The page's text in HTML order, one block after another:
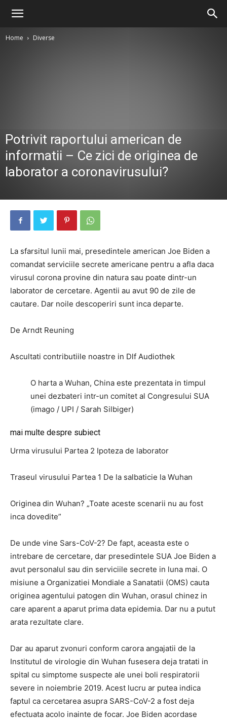
Home Diverse
Potrivit raportului american de
informatii – Ce zici de originea de
laborator a coronavirusului?
La sfarsitul lunii mai, presedintele american Joe Biden a
comandat serviciile secrete americane pentru a afla daca
virusul corona provine din natura sau poate dintr-un
laborator de cercetare. Agentii au avut 90 de zile de
cautare. Dar noile descoperiri sunt inca departe.
De Arndt Reuning
Ascultati contributiile noastre in Dlf Audiothek
O harta a Wuhan, China este prezentata in timpul
unei dezbateri intr-un comitet al Congresului SUA
(imago / UPI / Sarah Silbiger)
mai multe despre subiect
Urma virusului Partea 2 Ipoteza de laborator
Traseul virusului Partea 1 De la salbaticie la Wuhan
Originea din Wuhan? „Toate aceste scenarii nu au fost
inca dovedite”
De unde vine Sars-CoV-2? De fapt, aceasta este o
intrebare de cercetare, dar presedintele SUA Joe Biden a
avut personalul sau din serviciile secrete in luna mai. O
misiune a Organizatiei Mondiale a Sanatatii (OMS) cauta
originea agentului patogen din Wuhan, orasul chinez in
care aparent a aparut prima data epidemia. Dar nu a putut
arata rezultate clare.
Dar au aparut zvonuri conform carora angajatii de la
Institutul de virologie din Wuhan fusesera deja tratati in
spital cu simptome suspecte ale unei boli respiratorii
severe in noiembrie 2019. Acest lucru ar putea indica
faptul ca cercetarea asupra SARS-CoV-2 a fost deja
efectuata acolo inainte de focar. Joe Biden acordase